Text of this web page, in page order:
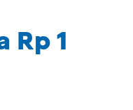
Rp 1